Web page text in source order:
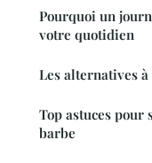
Pourquoi un
votre quotidien
Les alternatives
Top astuces pour
barbe